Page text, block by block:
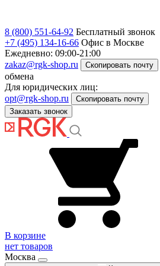
8 (800) 551-64-92 Бесплатный звонок
+7 (495) 134-16-66 Офис в Москве
Ежедневно: 09:00-21:00
zakaz@rgk-shop.ru
Скопировать почту
обмена
Для юридических лиц:
opt@rgk-shop.ru
Скопировать почту
Заказать звонок
В корзине
нет товаров
Москва